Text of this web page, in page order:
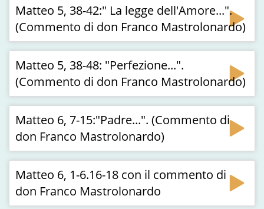
Matteo 5, 38-42:" La legge dell'Amore...".
(Commento di don Franco Mastrolonardo)
Matteo 5, 38-48: "Perfezione...".
(Commento di don Franco Mastrolonardo)
Matteo 6, 7-15:"Padre...". (Commento di
don Franco Mastrolonardo)
Matteo 6, 1-6.16-18 con il commento di
don Franco Mastrolonardo